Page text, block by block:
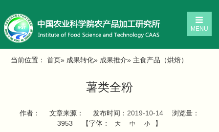
MENU
当前位置：首页» 成果转化» 成果推介» 主食产品（烘焙）
薯类全粉
作者： 文章来源： 发布时间： 2019-10-14
浏览量：
3953
【字体： 大 中 小 】